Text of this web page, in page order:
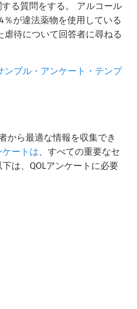
る質問をする。 アルコール
が違法薬物を使用している
待について回答者に尋ねる
ンプル・アンケート・テンプ
から最適な情報を収集でき
ケートは、すべての重要なセ
は、QOLアンケートに必要